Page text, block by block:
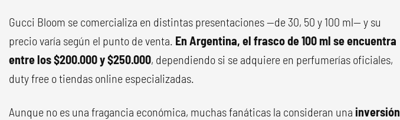
Gucci Bloom se comercializa en distintas presentaciones —de 30, 50 y 100 ml— y su
precio varía según el punto de venta. En Argentina, el frasco de 100 ml se encuentra
entre los $200.000 y $250.000, dependiendo si se adquiere en perfumerías oficiales,
duty free o tiendas online especializadas.
Aunque no es una fragancia económica, muchas fanáticas la consideran una inversión